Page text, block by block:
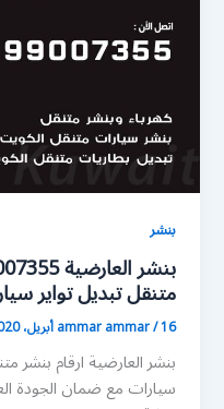
بنشر
متنقل تبديل تواير
ammar ammar/16 أبريل، 2020
بنشر العارضية ارقام بنشر
سيارات مع ضمان الجودة